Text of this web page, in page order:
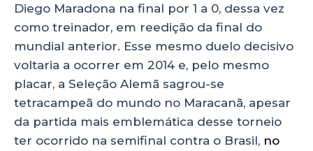
Diego Maradona na final por 1 a 0, dessa vez
como treinador, em reedição da final do
mundial anterior. Esse mesmo duelo decisivo
voltaria a ocorrer em 2014 e, pelo mesmo
placar, a Seleção Alemã sagrou-se
tetracampeã do mundo no Maracanã, apesar
da partida mais emblemática desse torneio
ter ocorrido na semifinal contra o Brasil, no